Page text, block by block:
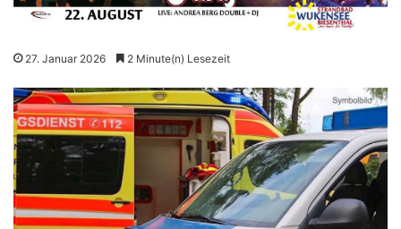
27. Januar 2026 2 Minute(n) Lesezeit